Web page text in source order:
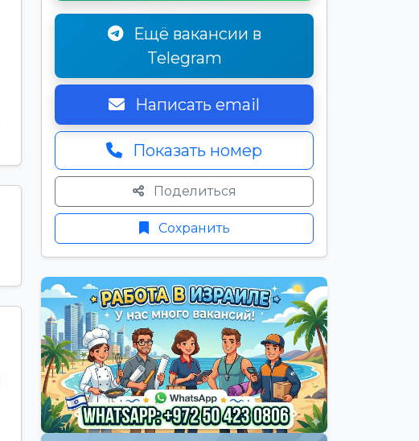
Ещё вакансии в
Telegram
Написать email
Показать номер
Поделиться
Сохранить